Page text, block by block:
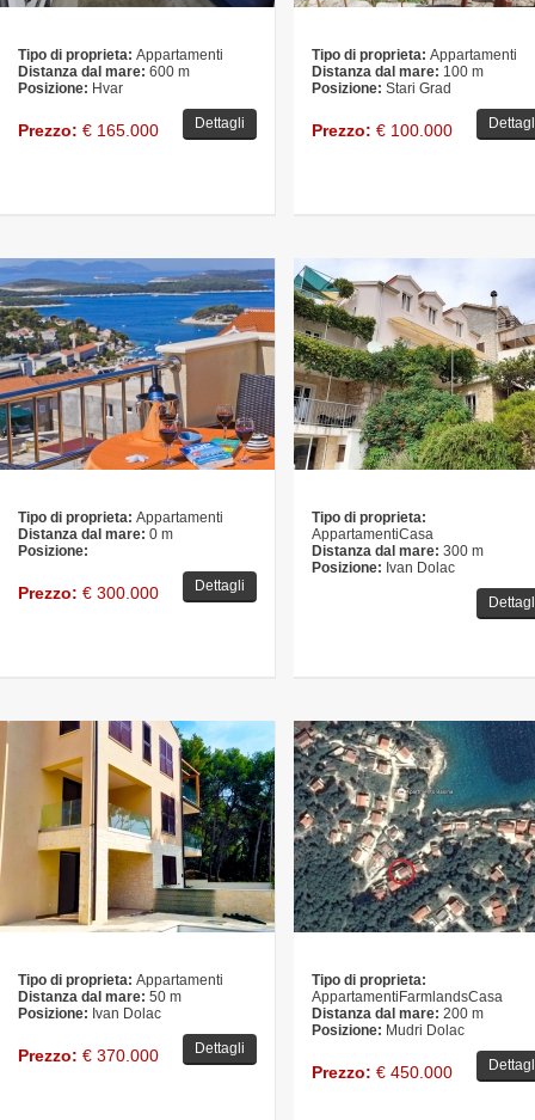
Tipo di proprieta: Appartamenti
Distanza dal mare: 600 m
Posizione: Hvar
Prezzo: € 165.000 Dettagli
Tipo di proprieta: Appartamenti
Distanza dal mare: 100 m
Posizione: Stari Grad
Prezzo: € 100.000
Tipo di proprieta: Appartamenti
Distanza dal mare: 0 m
Posizione:
Prezzo: € 300.000 Dettagli
Tipo di proprieta:
AppartamentiCasa
Distanza dal mare: 300 m
Posizione: Ivan Dolac
Tipo di proprieta: Appartamenti
Distanza dal mare: 50 m
Posizione: Ivan Dolac
Prezzo: € 370.000 Dettagli
Tipo di proprieta:
AppartamentiFarmlandsCasa
Distanza dal mare: 200 m
Posizione: Mudri Dolac
Prezzo: € 450.000